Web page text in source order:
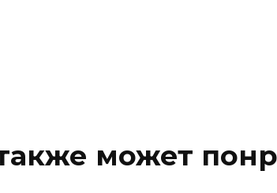
может